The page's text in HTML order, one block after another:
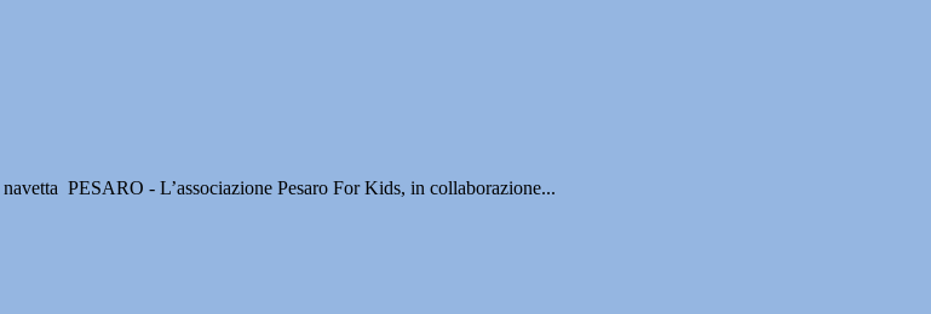
PESARO - L’associazione Pesaro For Kids, in collaborazione...